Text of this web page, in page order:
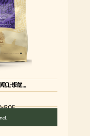
4 x 2,5KG ESSENTIAL ESTATE LIVING SMALL SIZE HL
BOF